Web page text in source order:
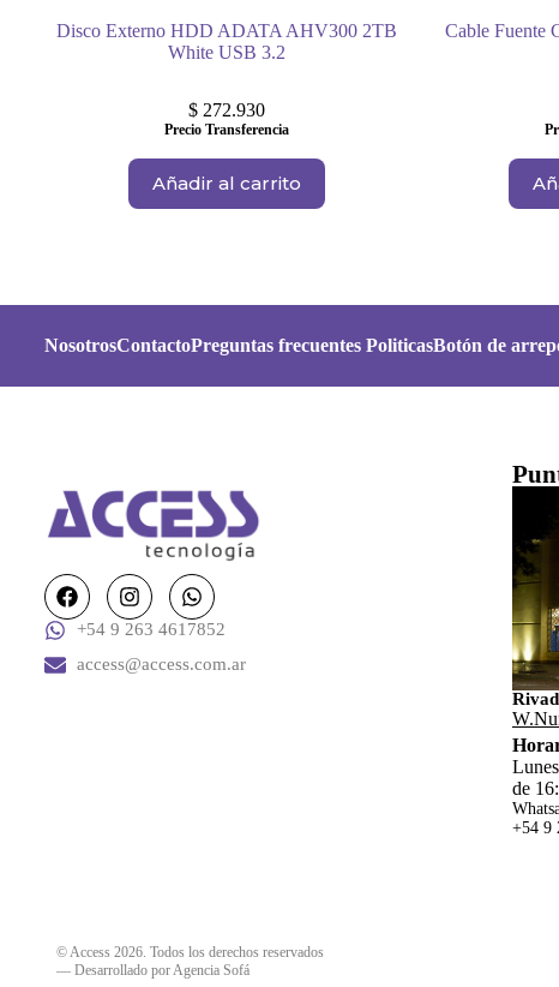
Disco Externo HDD ADATA AHV300 2TB
White USB 3.2
$272.930
Precio Transferencia
Añadir al carrito
Cable Fuente
NosotrosContactoPreguntas frecuentes PoliticasBotón de
+54 9 263 4617852
access@access.com.ar
de
+54 9
© Access 2026. Todos los derechos reservados
— Desarrollado por Agencia Sofá